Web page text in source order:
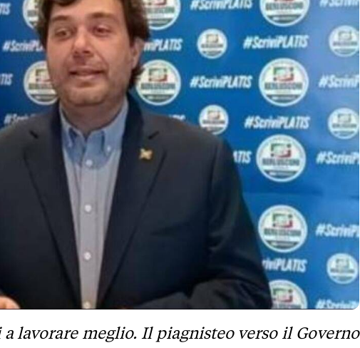
lavorare meglio. Il piagnisteo verso il Governo